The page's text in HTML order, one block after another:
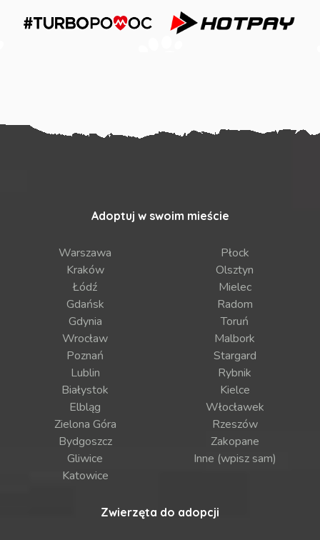
Adoptuj w swoim mieście
Warszawa
Kraków
Łódź
Gdańsk
Gdynia
Wrocław
Poznań
Lublin
Białystok
Elbląg
Zielona Góra
Bydgoszcz
Gliwice
Katowice
Płock
Olsztyn
Mielec
Radom
Toruń
Malbork
Stargard
Rybnik
Kielce
Włocławek
Rzeszów
Zakopane
Inne (wpisz sam)
Zwierzęta do adopcji